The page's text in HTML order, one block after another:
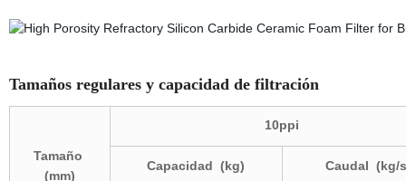
Tamaños regulares y capacidad de filtración
Tamaño
(mm)
10ppi
Capacidad (kg) Caudal (kg/